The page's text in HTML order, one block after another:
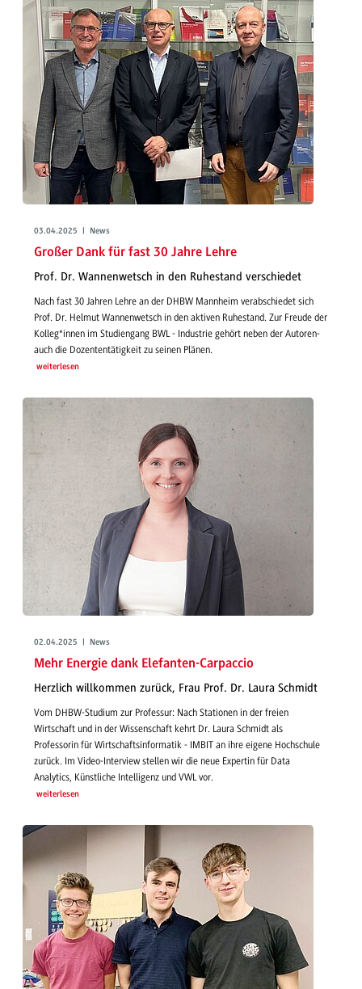
03.04.2025 | News
Großer Dank für fast 30 Jahre Lehre
Prof. Dr. Wannenwetsch in den Ruhestand verschiedet
Nach fast 30 Jahren Lehre an der DHBW Mannheim verabschiedet sich
Prof. Dr. Helmut Wannenwetsch in den aktiven Ruhestand. Zur Freude der
Kolleg*innen im Studiengang BWL - Industrie gehört neben der Autoren-
auch die Dozententätigkeit zu seinen Plänen.
weiterlesen
02.04.2025 | News
Mehr Energie dank Elefanten-Carpaccio
Herzlich willkommen zurück, Frau Prof. Dr. Laura Schmidt
Vom DHBW-Studium zur Professur: Nach Stationen in der freien
Wirtschaft und in der Wissenschaft kehrt Dr. Laura Schmidt als
Professorin für Wirtschaftsinformatik - IMBIT an ihre eigene Hochschule
zurück. Im Video-Interview stellen wir die neue Expertin für Data
Analytics, Künstliche Intelligenz und VWL vor.
weiterlesen